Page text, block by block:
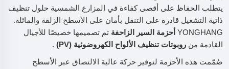
يتطلب الحفاظ على أقصى كفاءة في المزارع الشمسية حلول تنظيف
ذاتية التشغيل قادرة على التنقل بأمان على الأسطح الزلقة والمائلة.
YONGHANG أحزمة السير الزاحفة تم تصميمها خصيصًا للأجيال
القادمة من روبوتات تنظيف الألواح الكهروضوئية (PV)
.
صُمّمت هذه الأحزمة لتوفير حركة عالية الالتصاق عبر الأسطح